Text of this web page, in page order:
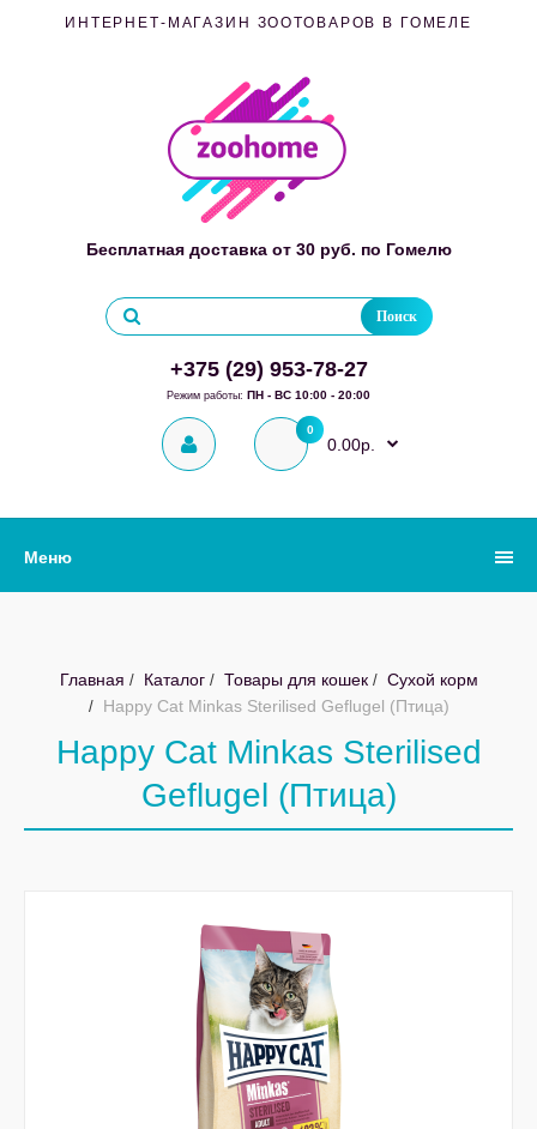
ИНТЕРНЕТ-МАГАЗИН ЗООТОВАРОВ В ГОМЕЛЕ
Бесплатная доставка от 30 руб. по Гомелю
Поиск
+375 (29) 953-78-27
Режим работы: ПН - ВС 10:00 - 20:00
0
0.00р.
Меню
Главная Каталог Товары для кошек
Сухой корм
Happy Cat Minkas Sterilised Geflugel (Птица)
Happy Cat Minkas Sterilised
Geflugel (Птица)